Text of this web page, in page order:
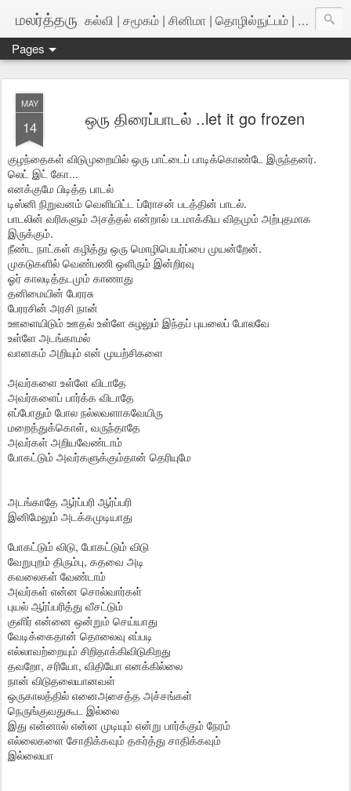
மலர்த்தரு கல்வி | சமூகம் | சினிமா | தொழில்நுட்பம் | அறிவியல்
Pages
MAY
14 ஒரு திரைப்பாடல் ..let it go frozen
குழந்தைகள் விடுமுறையில் ஒரு பாட்டைப் பாடிக்கொண்டே இருந்தனர்.
லெட் இட் கோ...
எனக்குமே பிடித்த பாடல்
டிஸ்னி நிறுவனம் வெளியிட்ட ப்ரோசன் படத்தின் பாடல்.
பாடலின் வரிகளும் அசத்தல் என்றால் படமாக்கிய விதமும் அற்புதமாக
இருக்கும்.
நீண்ட நாட்கள் கழித்து ஒரு மொழிபெயர்ப்பை முயன்றேன்.
முகடுகளில் வெண்பணி ஒளிரும் இன்றிரவு
ஓர் காலடித்தடமும் காணாது
தனிமையின் பேரரசு
பேரரசின் அரசி நான்
ஊளையிடும் ஊதல் உள்ளே சுழலும் இந்தப் புயலைப் போலவே
உள்ளே அடங்காமல்
வானகம் அறியும் என் முயற்சிகளை
அவர்களை உள்ளே விடாதே
அவர்களைப் பார்க்க விடாதே
எப்போதும் போல நல்லவளாகவேயிரு
மறைத்துக்கொள், வருந்தாதே
அவர்கள் அறியவேண்டாம்
போகட்டும் அவர்களுக்கும்தான் தெரியுமே
அடங்காதே ஆர்ப்பரி ஆர்ப்பரி
இனிமேலும் அடக்கமுடியாது
போகட்டும் விடு, போகட்டும் விடு
வேறுபுறம் திரும்பு, கதவை அடி
கவலைகள் வேண்டாம்
அவர்கள் என்ன சொல்வார்கள்
புயல் ஆர்ப்பரித்து வீசட்டும்
குளிர் என்னை ஒன்றும் செய்யாது
வேடிக்கைதான் தொலைவு எப்படி
எல்லாவற்றையும் சிறிதாக்கிவிடுகிறது
தவறோ, சரியோ, விதியோ எனக்கில்லை
நான் விடுதலையானவள்
ஒருகாலத்தில் எனைஅசைத்த அச்சங்கள்
நெருங்குவதுகூட இல்லை
இது என்னால் என்ன முடியும் என்று பார்க்கும் நேரம்
எல்லைகளை சோதிக்கவும் தகர்த்து சாதிக்கவும்
இல்லையா